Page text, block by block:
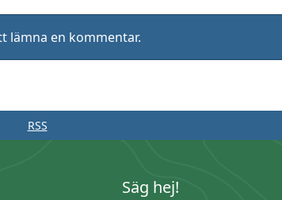
lämna en kommentar.
RSS
Säg hej!